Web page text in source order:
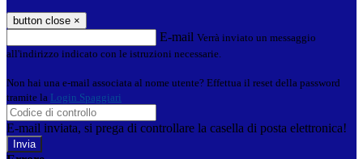
button close ×
E-mail Verrà inviato un messaggio
all'indirizzo indicato con le istruzioni necessarie.
Non hai una e-mail associata al nome utente? Effettua il reset della password
tramite la Login Spaggiari
E-mail inviata, si prega di controllare la casella di posta elettronica!